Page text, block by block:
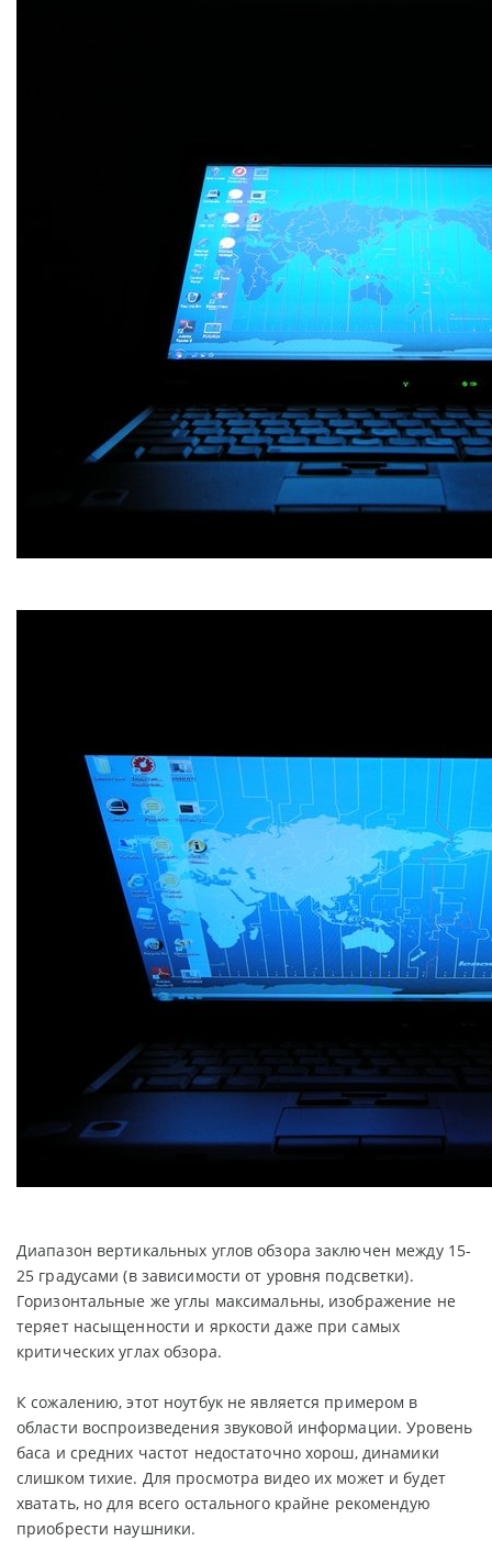
Диапазон вертикальных углов обзора заключен между 15-
25 градусами (в зависимости от уровня подсветки).
Горизонтальные же углы максимальны, изображение не
теряет насыщенности и яркости даже при самых
критических углах обзора.
К сожалению, этот ноутбук не является примером в
области воспроизведения звуковой информации. Уровень
баса и средних частот недостаточно хорош, динамики
слишком тихие. Для просмотра видео их может и будет
хватать, но для всего остального крайне рекомендую
приобрести наушники.